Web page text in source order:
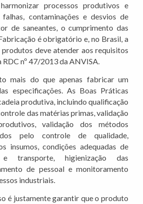
processos produtivos e
contaminações e desvios de
de saneantes, o cumprimento das
é obrigatório e, no Brasil, a
deve atender aos requisitos
nº 47/2013 da ANVISA.
mais do que apenas fabricar um
especificações. As Boas Práticas
produtiva, incluindo qualificação
das matérias primas, validação
validação dos métodos
pelo controle de qualidade,
insumos, condições adequadas de
e transporte, higienização das
de pessoal e monitoramento
industriais.
é justamente garantir que o produto